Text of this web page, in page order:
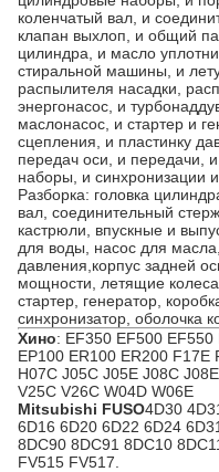
коленчатый вал, и
клапан выхлоп, и общий
цилиндра, и масло
стиральной машины, и
распылителя насадки,
энергонасос, и
маслонасос, и стартер и
сцепления, и пластинку
передач оси, и передачи,
наборы, и синхронизации
Разборка: головка
вал, соединительный
кастрюли, впускные и
для воды, насос для
давления,корпус задней
мощности, летящие
стартер, генератор,
синхронизатор, оболочка
Хино: EF350 EF500
EP100 ER100 ER200
H07C J05C J05E J08C
V25C V26C W04D W06E
Mitsubishi FUSO4D30
6D16 6D20 6D22 6D24
8DC90 8DC91 8DC10
FV515 FV517.